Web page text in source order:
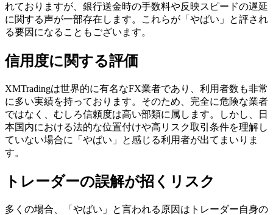
れておりますが、銀行送金時の手数料や反映スピードの遅延
に関する声が一部存在します。これらが「やばい」と評され
る要因になることもございます。
信用度に関する評価
XMTradingは世界的に有名なFX業者であり、利用者数も非常
に多い実績を持っております。そのため、完全に危険な業者
ではなく、むしろ信頼度は高い部類に属します。しかし、日
本国内における法的な位置付けや高リスク取引条件を理解し
ていない場合に「やばい」と感じる利用者が出てまいりま
す。
トレーダーの誤解が招くリスク
多くの場合、「やばい」と言われる原因はトレーダー自身の